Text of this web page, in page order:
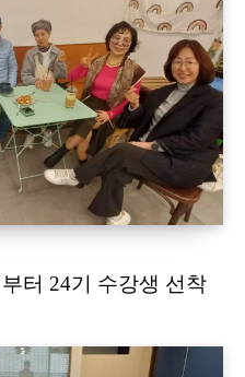
터 24기 수강생 선착